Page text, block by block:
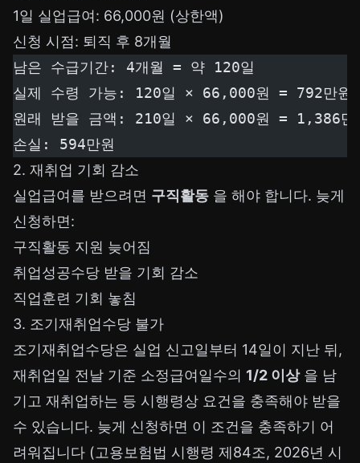
1일 실업급여: 66,000원 (상한액)
신청 시점: 퇴직 후 8개월
남은 수급기간: 4개월 = 약 120일
실제 수령 가능: 120일 × 66,000원 = 792만원
원래 받을 금액: 210일 × 66,000원 = 1,386만
손실: 594만원
2. 재취업 기회 감소
실업급여를 받으려면 구직활동 을 해야 합니다. 늦게
신청하면:
구직활동 지원 늦어짐
취업성공수당 받을 기회 감소
직업훈련 기회 놓침
3. 조기재취업수당 불가
조기재취업수당은 실업 신고일부터 14일이 지난 뒤,
재취업일 전날 기준 소정급여일수의 1/2 이상을 남
기고 재취업하는 등 시행령상 요건을 충족해야 받을
수 있습니다. 늦게 신청하면 이 조건을 충족하기 어
려워집니다 (고용보험법 시행령 제84조, 2026년 시